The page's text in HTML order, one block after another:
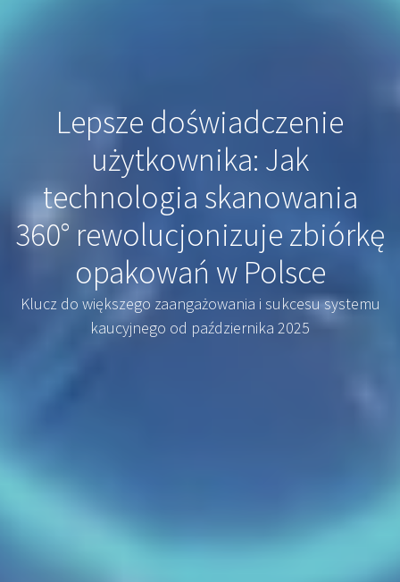
Lepsze doświadczenie
użytkownika: Jak
technologia skanowania
360° rewolucjonizuje zbiórkę
opakowań w Polsce
Klucz do większego zaangażowania i sukcesu systemu
kaucyjnego od października 2025